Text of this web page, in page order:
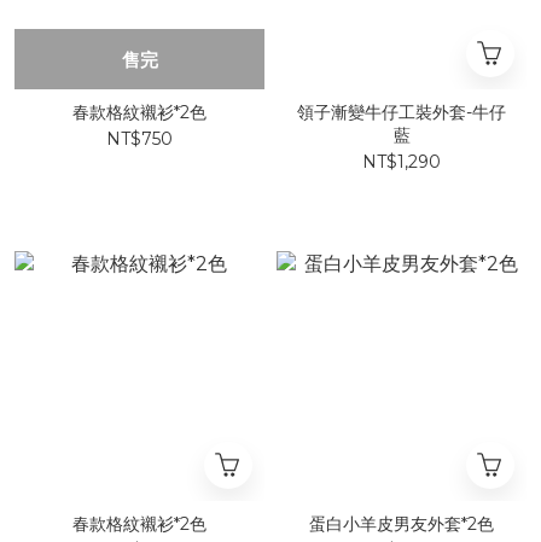
售完
春款格紋襯衫*2色
NT$750
領子漸變牛仔工裝外套-牛仔
藍
NT$1,290
春款格紋襯衫*2色
蛋白小羊皮男友外套*2色